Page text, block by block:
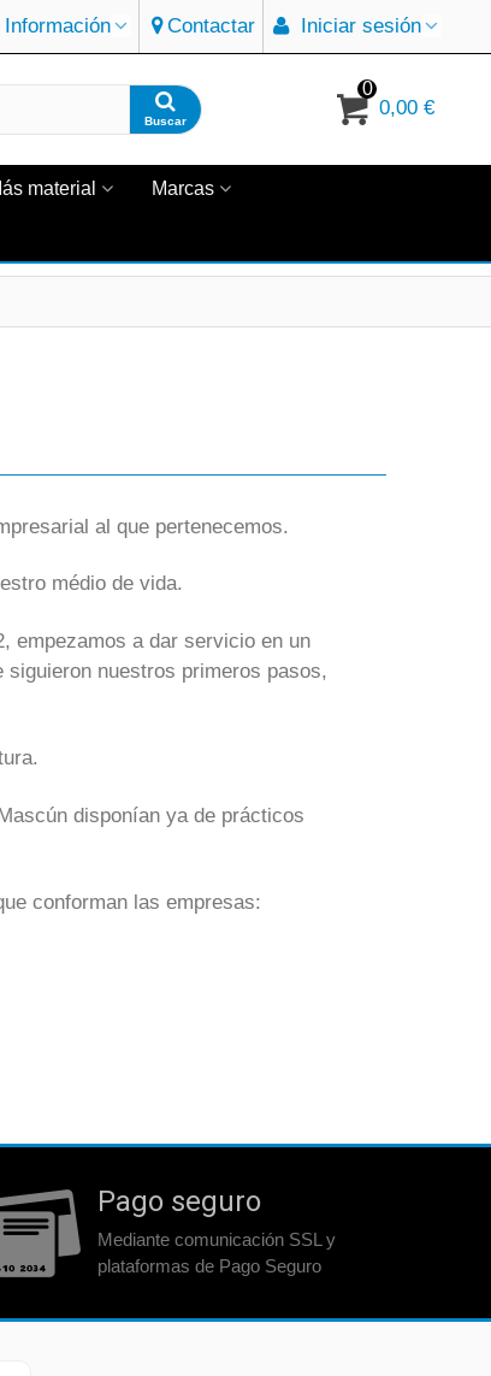
Información Contactar Iniciar sesión
Buscar
0
0,00 €
material Marcas
al que pertenecemos.
médio de vida.
empezamos a dar servicio en un
nuestros primeros pasos,
disponían ya de prácticos
conforman las empresas:
Pago seguro
Mediante comunicación SSL y
plataformas de Pago Seguro